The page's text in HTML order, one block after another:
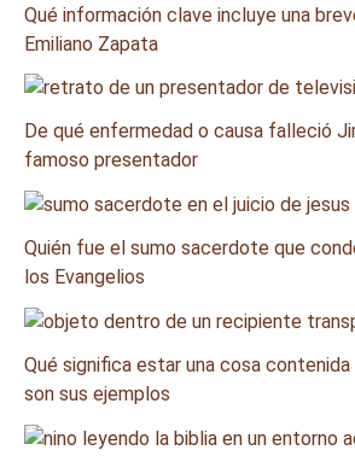
Qué información clave incluye una
Emiliano Zapata
De qué enfermedad o causa falleció
famoso presentador
Quién fue el sumo sacerdote que
los Evangelios
Qué significa estar una cosa
son sus ejemplos